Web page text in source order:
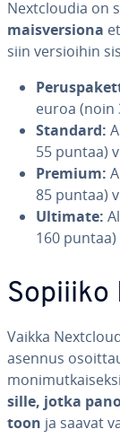
Nextclou­dia on
mais­ver­sio­na
siin ver­sioi­hin
euroa (noin
Standard:
55 puntaa)
Premium:
85 puntaa)
Ultimate:
160
Sopiiiko
Vaikka
asennus
sil­le, jotka
toon ja saavat